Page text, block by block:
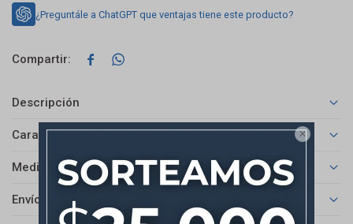

¿Preguntále a ChatGPT que ventajas tiene este producto?
 
Descripción
Características
Medios de pago
Envíos